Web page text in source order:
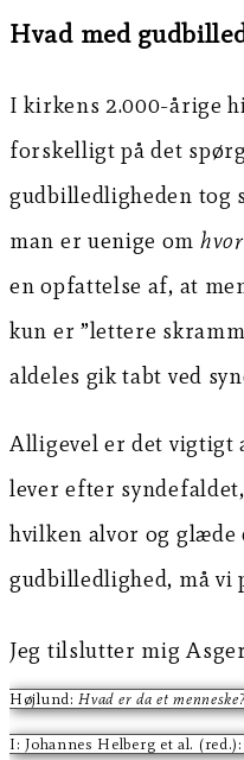
Hvad med
I kirkens 2.000-årige
forskelligt på det
gudbilledligheden tog
man er uenige om
en opfattelse af, at
kun er ”lettere
aldeles gik tabt ved
Alligevel er det vigtigt
lever efter
hvilken alvor og glæde
gudbilledlighed, må vi
Jeg tilslutter mig
Højlund: Hvad er da et
I: Johannes Helberg et al. (red.):